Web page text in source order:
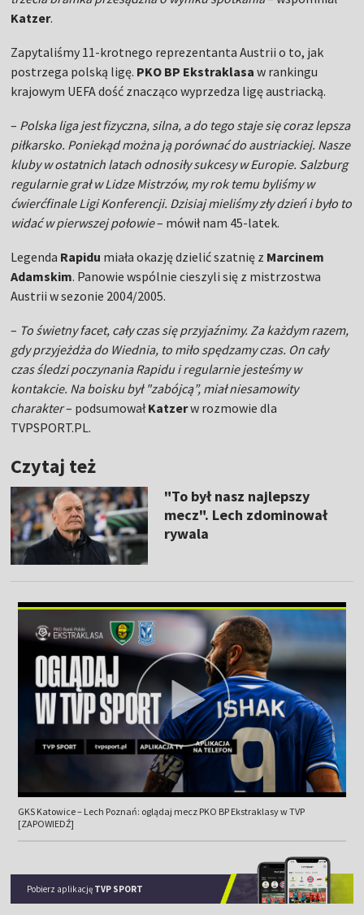
Katzer.
Zapytaliśmy 11-krotnego reprezentanta Austrii o to, jak
postrzega polską ligę. PKO BP Ekstraklasa w rankingu
krajowym UEFA dość znacząco wyprzedza ligę austriacką.
– Polska liga jest fizyczna, silna, a do tego staje się coraz lepsza
piłkarsko. Poniekąd można ją porównać do austriackiej. Nasze
kluby w ostatnich latach odnosiły sukcesy w Europie. Salzburg
regularnie grał w Lidze Mistrzów, my rok temu byliśmy w
ćwierćfinale Ligi Konferencji. Dzisiaj mieliśmy zły dzień i było to
widać w pierwszej połowie– mówił nam 45-latek.
Legenda Rapidu miała okazję dzielić szatnię z Marcinem
Adamskim. Panowie wspólnie cieszyli się z mistrzostwa
Austrii w sezonie 2004/2005.
– To świetny facet, cały czas się przyjaźnimy. Za każdym razem,
gdy przyjeżdża do Wiednia, to miło spędzamy czas. On cały
czas śledzi poczynania Rapidu i regularnie jesteśmy w
kontakcie. Na boisku był "zabójcą”, miał niesamowity
charakter– podsumowałKatzerw rozmowie dla
TVPSPORT.PL.
Czytaj też
"To był nasz najlepszy
mecz". Lech zdominował
rywala
GKS Katowice – Lech Poznań: oglądaj mecz PKO BP Ekstraklasy w TVP
[ZAPOWIEDŹ]
Pobierz aplikację TVP SPORT